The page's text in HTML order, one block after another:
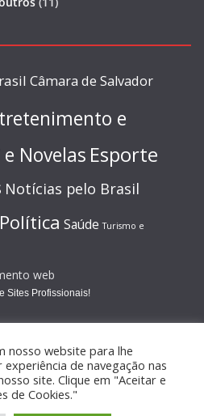
Câmara de Salvador
e
Novelas Esporte
Notícias pelo Brasil
Política Saúde Turismo e
Sites Profissionais!
ONLINE
nosso website para lhe
de navegação nas
site. Clique em "Aceitar e
de Cookies."